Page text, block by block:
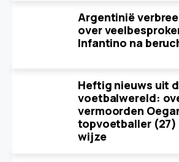
Argentinië
over
Infantino na
Heftig nieuws uit
voetbalwereld:
vermoorden
topvoetballer (27)
wijze